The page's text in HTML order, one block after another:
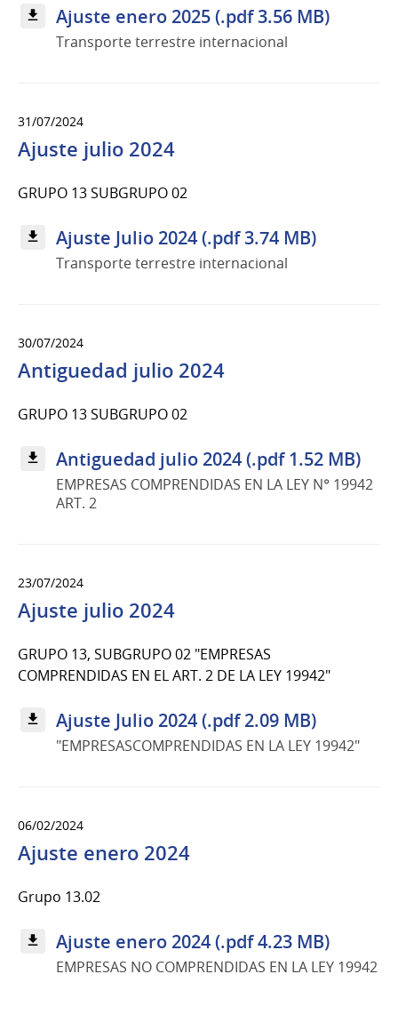
Ajuste enero 2025 (.pdf 3.56 MB)
Transporte terrestre internacional
31/07/2024
Ajuste julio 2024
GRUPO 13 SUBGRUPO 02
Ajuste Julio 2024 (.pdf 3.74 MB)
Transporte terrestre internacional
30/07/2024
Antiguedad julio 2024
GRUPO 13 SUBGRUPO 02
Antiguedad julio 2024 (.pdf 1.52 MB)
EMPRESAS COMPRENDIDAS EN LA LEY N° 19942
ART. 2
23/07/2024
Ajuste julio 2024
GRUPO 13, SUBGRUPO 02 "EMPRESAS
COMPRENDIDAS EN EL ART. 2 DE LA LEY 19942"
Ajuste Julio 2024 (.pdf 2.09 MB)
"EMPRESASCOMPRENDIDAS EN LA LEY 19942"
06/02/2024
Ajuste enero 2024
Grupo 13.02
Ajuste enero 2024 (.pdf 4.23 MB)
EMPRESAS NO COMPRENDIDAS EN LA LEY 19942